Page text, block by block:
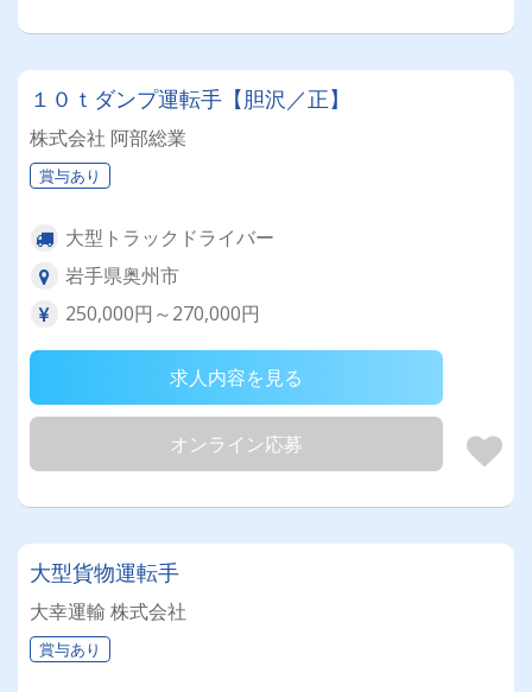
１０ｔダンプ運転手【胆沢／正】
株式会社 阿部総業
賞与あり
大型トラックドライバー
岩手県奥州市
250,000円～270,000円
求人内容を見る
オンライン応募
大型貨物運転手
大幸運輸 株式会社
賞与あり